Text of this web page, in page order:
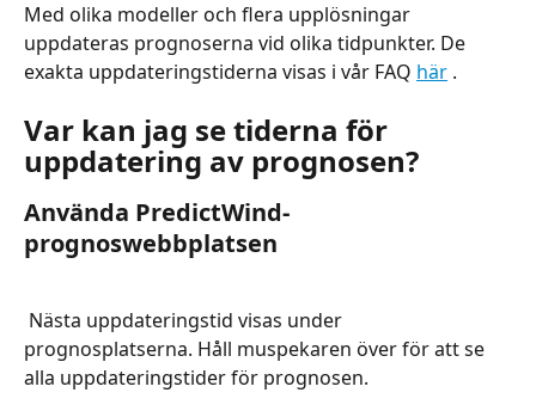
Med olika modeller och flera upplösningar
uppdateras prognoserna vid olika tidpunkter. De
exakta uppdateringstiderna visas i vår FAQ här .
Var kan jag se tiderna för
uppdatering av prognosen?
Använda PredictWind-
prognoswebbplatsen
prognosplatserna. Håll muspekaren över för att se
alla uppdateringstider för prognosen.